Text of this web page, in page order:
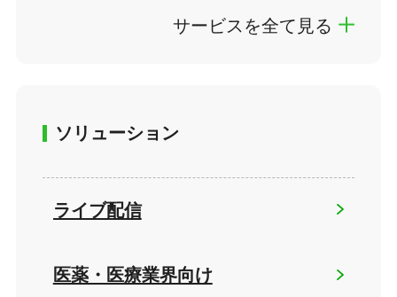
サービスを全て見る
ソリューション
ライブ配信
医薬・医療業界向け